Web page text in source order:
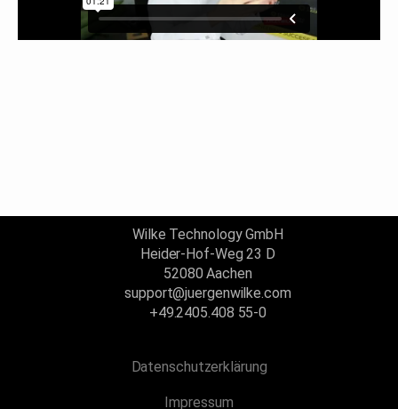
Wilke Technology GmbH
Heider-Hof-Weg 23 D
52080 Aachen
support@juergenwilke.com
+49.2405.408 55-0
Datenschutzerklärung
Impressum